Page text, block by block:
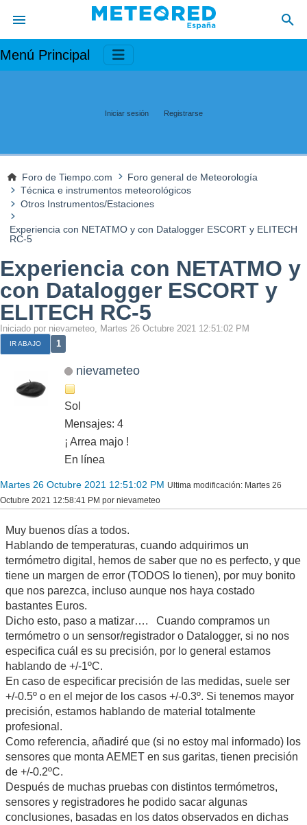
Menú Principal
Iniciar sesión Registrarse
Foro de Tiempo.com
Foro general de Meteorología
Técnica e instrumentos meteorológicos
Otros Instrumentos/Estaciones
Experiencia con NETATMO y con Datalogger ESCORT y ELITECH
RC-5
Experiencia con NETATMO y
con Datalogger ESCORT y
ELITECH RC-5
Iniciado por nievameteo, Martes 26 Octubre 2021 12:51:02 PM
IR ABAJO 1
nievameteo
Sol
Mensajes: 4
¡ Arrea majo !
En línea
Martes 26 Octubre 2021 12:51:02 PM Ultima modificación: Martes 26
Octubre 2021 12:58:41 PM por nievameteo
Muy buenos días a todos.
Hablando de temperaturas, cuando adquirimos un
termómetro digital, hemos de saber que no es perfecto, y que
tiene un margen de error (TODOS lo tienen), por muy bonito
que nos parezca, incluso aunque nos haya costado
bastantes Euros.
Dicho esto, paso a matizar…. Cuando compramos un
termómetro o un sensor/registrador o Datalogger, si no nos
especifica cuál es su precisión, por lo general estamos
hablando de +/-1ºC.
En caso de especificar precisión de las medidas, suele ser
+/-0.5º o en el mejor de los casos +/-0.3º. Si tenemos mayor
precisión, estamos hablando de material totalmente
profesional.
Como referencia, añadiré que (si no estoy mal informado) los
sensores que monta AEMET en sus garitas, tienen precisión
de +/-0.2ºC.
Después de muchas pruebas con distintos termómetros,
sensores y registradores he podido sacar algunas
conclusiones, basadas en los datos observados en dichas